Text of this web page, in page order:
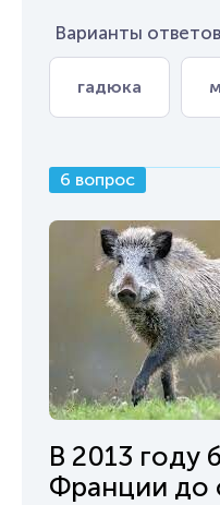
Варианты
гадюка
6 вопрос
В 2013 году
Франции до